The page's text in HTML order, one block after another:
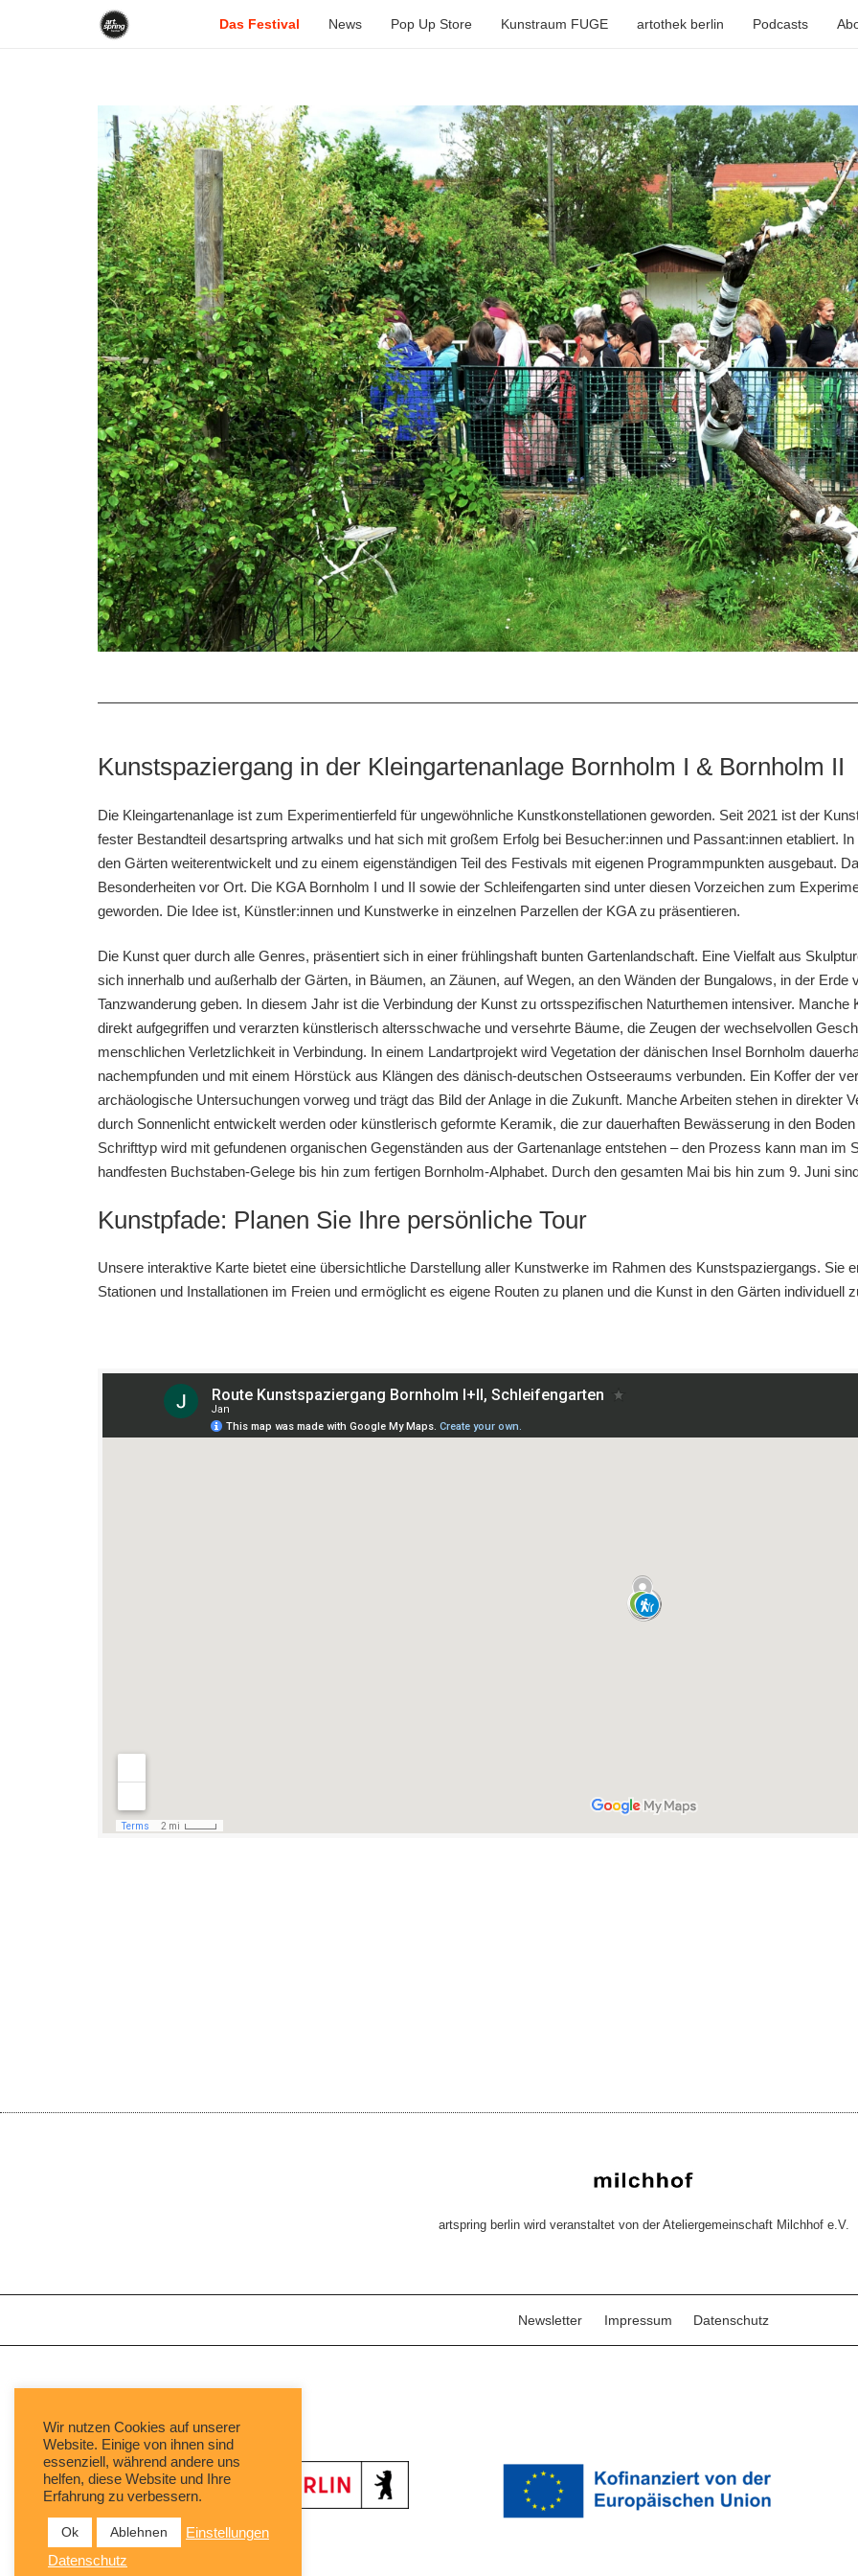
Das Festival News Pop Up Store Kunstraum FUGE artothek berlin Podcasts
Kunstspaziergang in der Kleingartenanlage Bornholm I & Bornholm II
Die Kleingartenanlage ist zum Experimentierfeld für ungewöhnliche Kunstkonstellationen geworden. Seit 2021 ist der
fester Bestandteil desartspring artwalks und hat sich mit großem Erfolg bei Besucher:innen und Passant:innen etabliert.
den Gärten weiterentwickelt und zu einem eigenständigen Teil des Festivals mit eigenen Programmpunkten ausgebaut.
Besonderheiten vor Ort. Die KGA Bornholm I und II sowie der Schleifengarten sind unter diesen Vorzeichen zum
geworden. Die Idee ist, Künstler:innen und Kunstwerke in einzelnen Parzellen der KGA zu präsentieren.
Die Kunst quer durch alle Genres, präsentiert sich in einer frühlingshaft bunten Gartenlandschaft. Eine Vielfalt aus
sich innerhalb und außerhalb der Gärten, in Bäumen, an Zäunen, auf Wegen, an den Wänden der Bungalows, in der
Tanzwanderung geben. In diesem Jahr ist die Verbindung der Kunst zu ortsspezifischen Naturthemen intensiver.
direkt aufgegriffen und verarzten künstlerisch altersschwache und versehrte Bäume, die Zeugen der wechselvollen
menschlichen Verletzlichkeit in Verbindung. In einem Landartprojekt wird Vegetation der dänischen Insel Bornholm
nachempfunden und mit einem Hörstück aus Klängen des dänisch-deutschen Ostseeraums verbunden. Ein Koffer der
archäologische Untersuchungen vorweg und trägt das Bild der Anlage in die Zukunft. Manche Arbeiten stehen in direkter
durch Sonnenlicht entwickelt werden oder künstlerisch geformte Keramik, die zur dauerhaften Bewässerung in den
Schrifttyp wird mit gefundenen organischen Gegenständen aus der Gartenanlage entstehen – den Prozess kann man im
handfesten Buchstaben-Gelege bis hin zum fertigen Bornholm-Alphabet. Durch den gesamten Mai bis hin zum 9. Juni
Kunstpfade: Planen Sie Ihre persönliche Tour
Unsere interaktive Karte bietet eine übersichtliche Darstellung aller Kunstwerke im Rahmen des Kunstspaziergangs. Sie
Stationen und Installationen im Freien und ermöglicht es eigene Routen zu planen und die Kunst in den Gärten individuell
artspring berlin wird veranstaltet von der Ateliergemeinschaft Milchhof e.V.
Newsletter Impressum Datenschutz
Wir nutzen Cookies auf unserer
Website. Einige von ihnen sind
essenziell, während andere uns
helfen, diese Website und Ihre
Erfahrung zu verbessern.
Ok Ablehnen
Einstellungen
Datenschutz